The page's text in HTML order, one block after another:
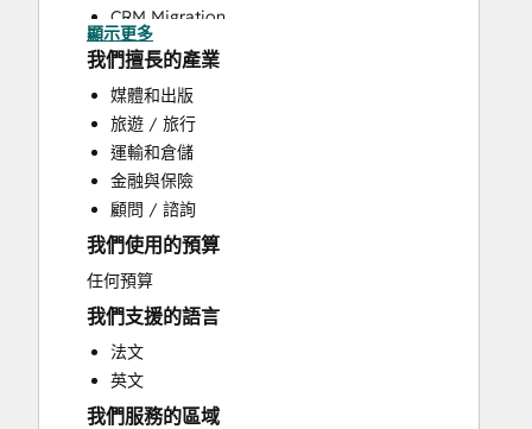
CRM Migration
Customer Marketing
Customer Success Training
Customer Support Training
Customer Survey and Analysis
Email Marketing
Full Inbound Marketing Services
Help Desk Implementation
HubSpot Onboarding
Knowledge Base Development
Paid Advertising
Programmable Automation
Public Relations
Sales and Marketing Alignment
Sales Coaching and Training
顯示更多
我們擅長的產業
媒體和出版
旅遊 / 旅行
運輸和倉儲
金融與保險
顧問 / 諮詢
我們使用的預算
任何預算
我們支援的語言
法文
英文
我們服務的區域